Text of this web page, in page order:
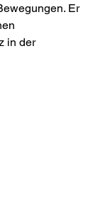
Er
in der